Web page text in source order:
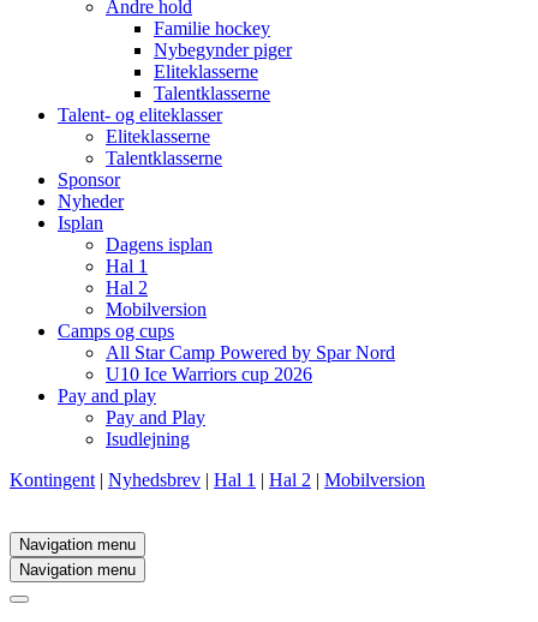
Andre hold
Familie hockey
Nybegynder piger
Eliteklasserne
Talentklasserne
Talent- og eliteklasser
Eliteklasserne
Talentklasserne
Sponsor
Nyheder
Isplan
Dagens isplan
Hal 1
Hal 2
Mobilversion
Camps og cups
All Star Camp Powered by Spar Nord
U10 Ice Warriors cup 2026
Pay and play
Pay and Play
Isudlejning
Kontingent | Nyhedsbrev | Hal 1 | Hal 2 | Mobilversion
Navigation menu
Navigation menu